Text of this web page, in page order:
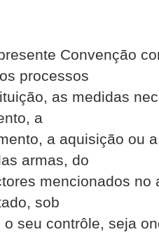
Convenção
processos
as medidas
a
a aquisição ou
armas, do
mencionados no
sob
seu contrôle, seja